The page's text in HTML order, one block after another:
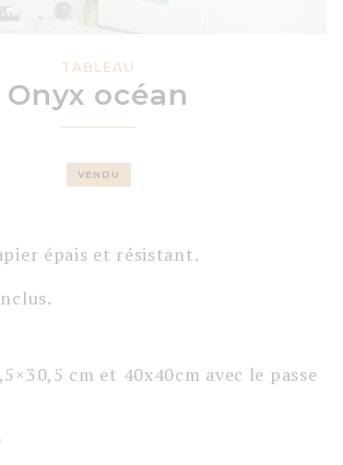
TABLEAU
Onyx océan
VENDU
épais et résistant.
cm et 40x40cm avec le passe